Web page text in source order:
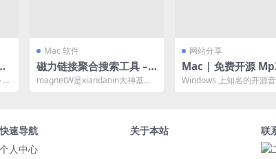
Mac 软件
磁力链接聚合搜索工具 –
magnetW
magnetW是xiandanin大神基于
网站分享
Mac | 免费开源
g，为 MP3 等音乐
Windows 上知名的开源
快速导航
个人中心
关于本站
联